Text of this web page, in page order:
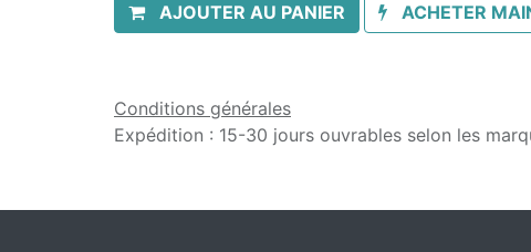
AJOUTER AU PANIER ACHETER
Conditions générales
Expédition : 15-30 jours ouvrables selon les